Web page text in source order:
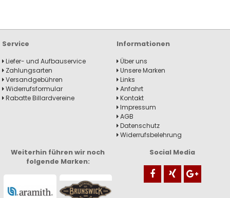
Service
Liefer- und Aufbauservice
Zahlungsarten
Versandgebühren
Widerrufsformular
Rabatte Billardvereine
Informationen
Über uns
Unsere Marken
Links
Anfahrt
Kontakt
Impressum
AGB
Datenschutz
Widerrufsbelehrung
Weiterhin führen wir noch
folgende Marken:
Social Media